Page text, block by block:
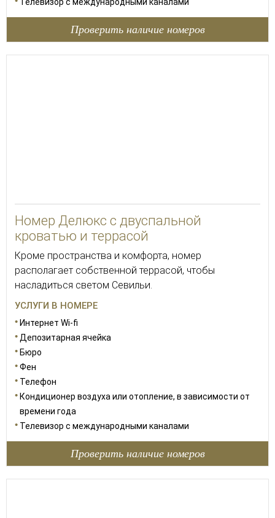
Проверить наличие номеров
Номер Делюкс с двуспальной
кроватью и террасой
Кроме пространства и комфорта, номер
располагает собственной террасой, чтобы
насладиться светом Севильи.
УСЛУГИ В НОМЕРЕ
Интернет Wi-fi
Депозитарная ячейка
Бюро
Фен
Телефон
Кондиционер воздуха или отопление, в зависимости от
времени года
Телевизор с международными каналами
Проверить наличие номеров